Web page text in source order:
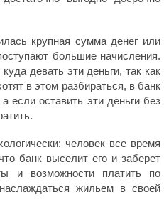
крупная сумма денег или
большие начисления.
девать эти деньги, так как
в этом разбираться, в банк
если оставить эти деньги без
человек все время
банк выселит его и заберет
и возможности платить по
жильем в своей